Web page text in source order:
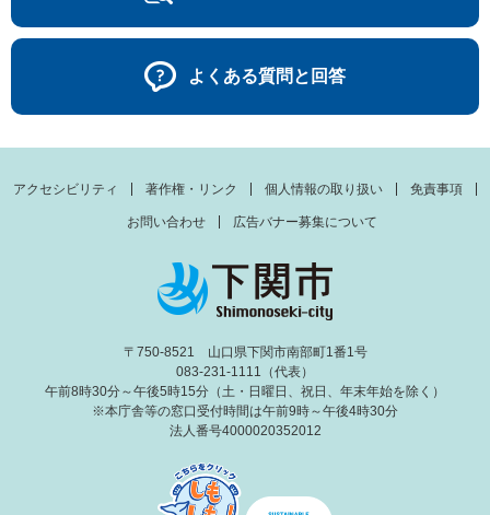
よくある質問と回答
アクセシビリティ 著作権・リンク 個人情報の取り扱い 免責事項
お問い合わせ 広告バナー募集について
〒750-8521 山口県下関市南部町1番1号
083-231-1111（代表）
午前8時30分～午後5時15分（土・日曜日、祝日、年末年始を除く）
※本庁舎等の窓口受付時間は午前9時～午後4時30分
法人番号4000020352012